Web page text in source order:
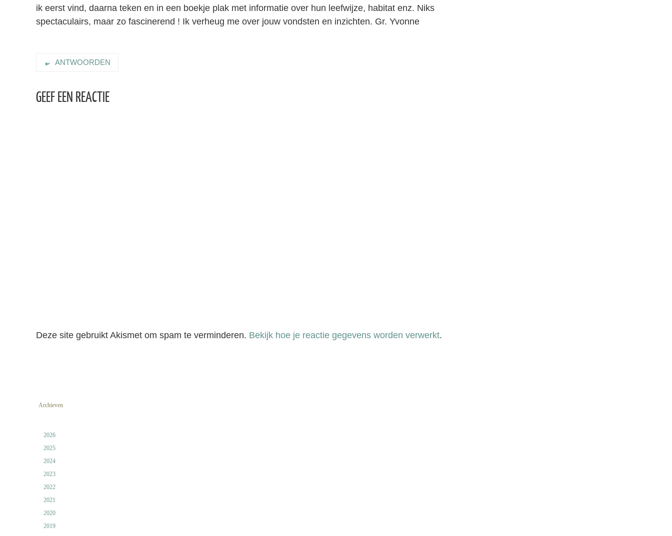
ik eerst vind, daarna teken en in een boekje plak met informatie over hun leefwijze, habitat enz. Niks
spectaculairs, maar zo fascinerend ! Ik verheug me over jouw vondsten en inzichten. Gr. Yvonne
ANTWOORDEN
GEEF EEN REACTIE
Deze site gebruikt Akismet om spam te verminderen. Bekijk hoe je reactie gegevens worden verwerkt.
Archieven
2026
2025
2024
2023
2022
2021
2020
2019